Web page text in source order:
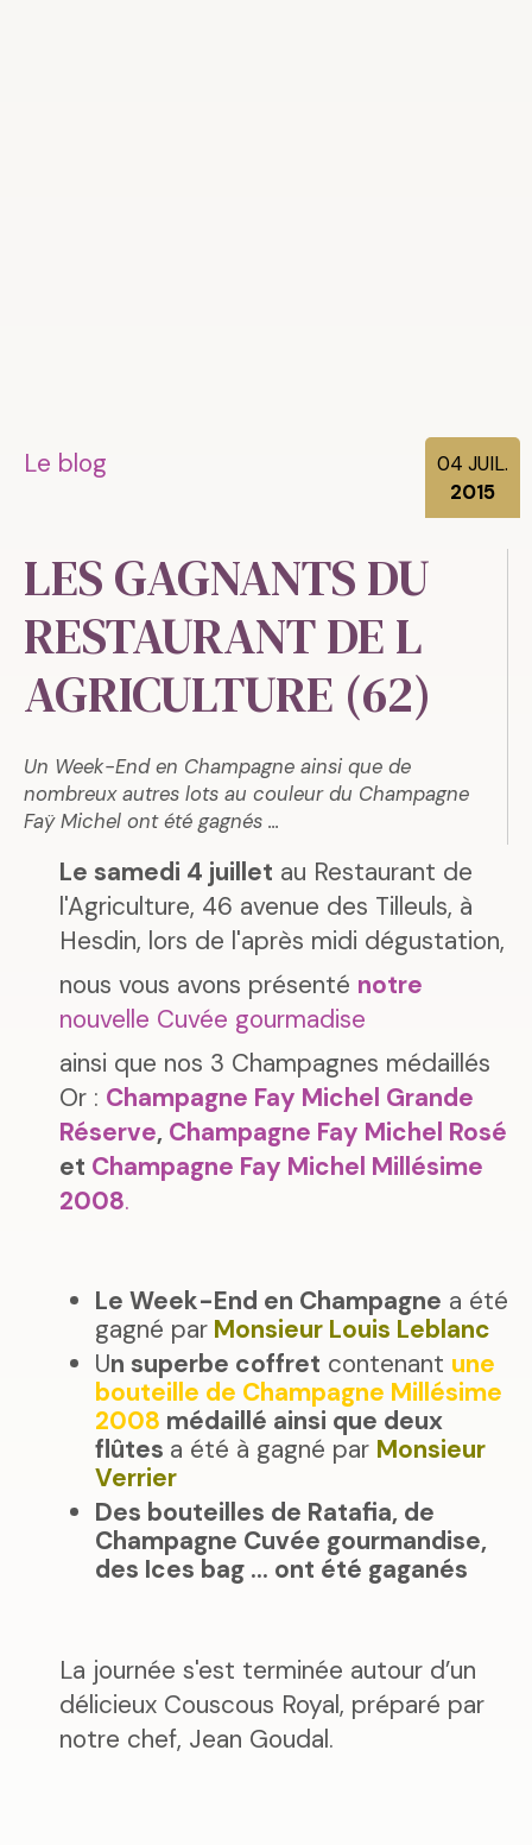
Le blog 04 JUIL.
2015
LES GAGNANTS DU
RESTAURANT DE L
AGRICULTURE (62)
Un Week-End en Champagne ainsi que de
nombreux autres lots au couleur du Champagne
Faÿ Michel ont été gagnés ...
Le samedi 4 juillet au Restaurant de
l'Agriculture, 46 avenue des Tilleuls, à
Hesdin, lors de l'après midi dégustation,
nous vous avons présenté notre
nouvelle Cuvée gourmadise
ainsi que nos 3 Champagnes médaillés
Or : Champagne Fay Michel Grande
Réserve, Champagne Fay Michel Rosé
et Champagne Fay Michel Millésime
2008.
Le Week-End en Champagne a été
gagné par Monsieur Louis Leblanc
Un superbe coffret contenant une
bouteille de Champagne Millésime
2008 médaillé ainsi que deux
flûtes a été à gagné par Monsieur
Verrier
Des bouteilles de Ratafia, de
Champagne Cuvée gourmandise,
des Ices bag ... ont été gaganés
La journée s'est terminée autour d’un
délicieux Couscous Royal, préparé par
notre chef, Jean Goudal.